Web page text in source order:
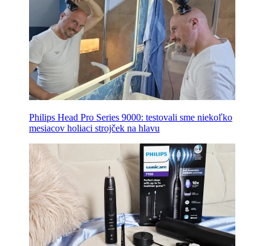
Philips Head Pro Series 9000: testovali sme niekoľko
mesiacov holiaci strojček na hlavu